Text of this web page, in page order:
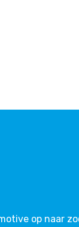
op naar